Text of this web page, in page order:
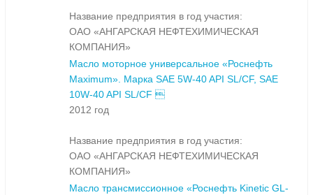
Название предприятия в год участия:
ОАО «АНГАРСКАЯ НЕФТЕХИМИЧЕСКАЯ
КОМПАНИЯ»
Масло моторное универсальное «Роснефть
Maximum». Марка SAE 5W-40 API SL/CF, SAE
10W-40 API SL/CF 
2012 год
Название предприятия в год участия:
ОАО «АНГАРСКАЯ НЕФТЕХИМИЧЕСКАЯ
КОМПАНИЯ»
Масло трансмиссионное «Роснефть Kinetic GL-